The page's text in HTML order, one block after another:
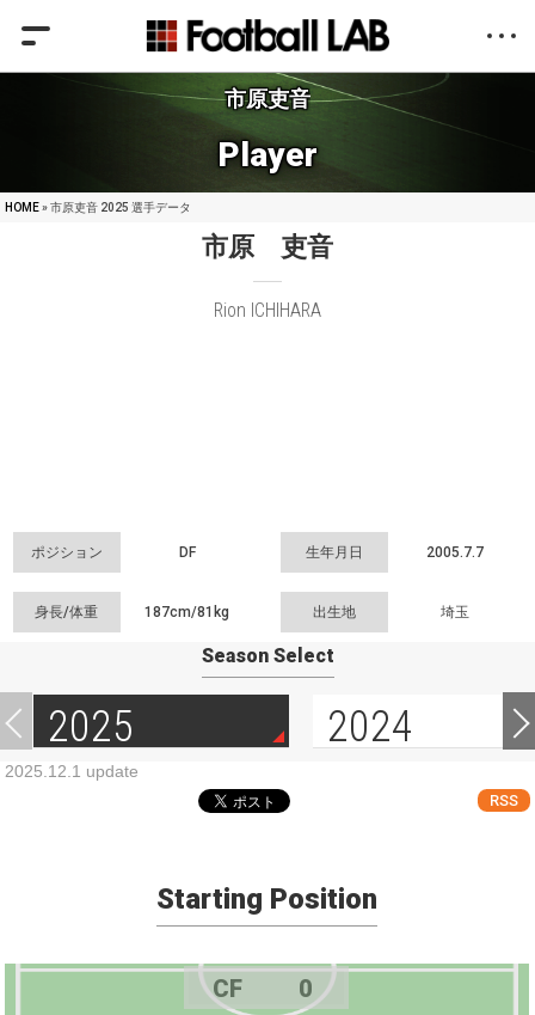
市原吏音
Player
HOME» 市原吏音 2025 選手データ
市原 吏音
Rion ICHIHARA
ポジション DF 生年月日 2005.7.7
身長/体重 187cm/81kg 出生地 埼玉
Season Select
2025 2024
2025.12.1 update
RSS
Starting Position
CF 0